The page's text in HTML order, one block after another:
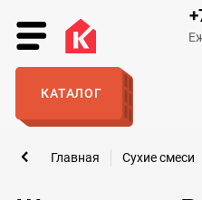
КАТАЛОГ
Главная Сухие смеси